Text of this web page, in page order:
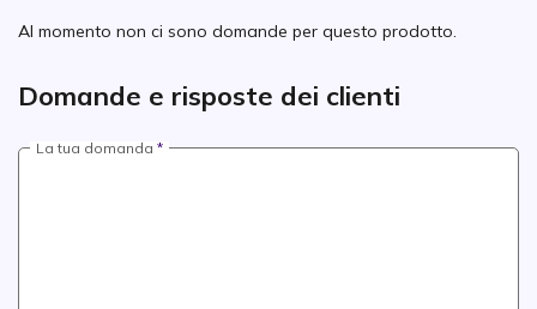
Al momento non ci sono domande per questo prodotto.
Domande e risposte dei clienti
La tua domanda